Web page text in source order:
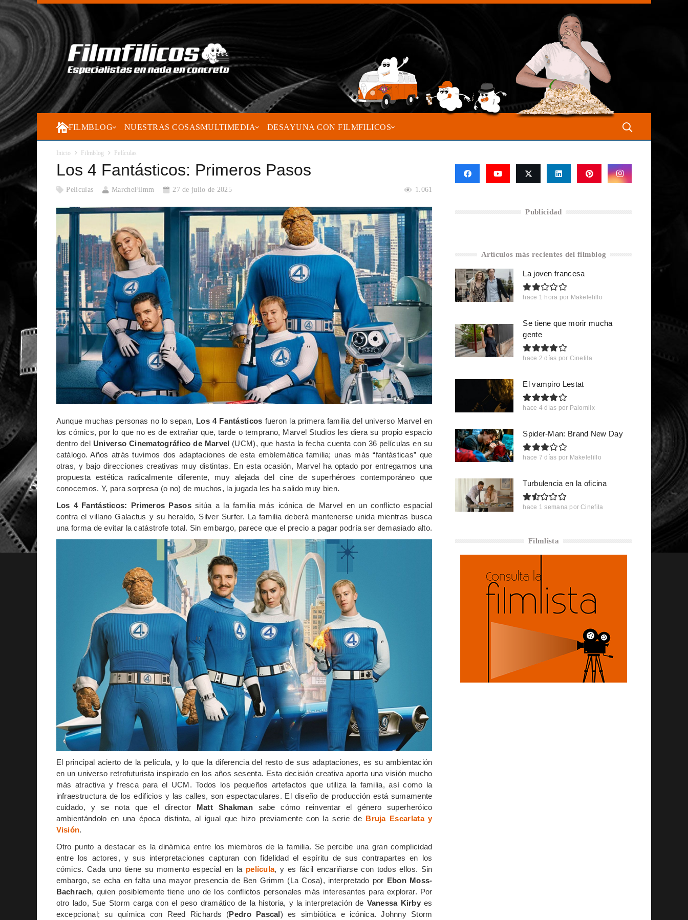
FILMBLOG NUESTRAS COSASMULTIMEDIA DESAYUNA CON FILMFILICOS
Inicio Filmblog Películas
Los 4 Fantásticos: Primeros Pasos
Películas MarcheFilmm 27 de julio de 2025 1.061
Aunque muchas personas no lo sepan, Los 4 Fantásticos fueron la primera familia del universo Marvel en
los cómics, por lo que no es de extrañar que, tarde o temprano, Marvel Studios les diera su propio espacio
dentro del Universo Cinematográfico de Marvel (UCM), que hasta la fecha cuenta con 36 películas en su
catálogo. Años atrás tuvimos dos adaptaciones de esta emblemática familia; unas más “fantásticas” que
otras, y bajo direcciones creativas muy distintas. En esta ocasión, Marvel ha optado por entregarnos una
propuesta estética radicalmente diferente, muy alejada del cine de superhéroes contemporáneo que
conocemos. Y, para sorpresa (o no) de muchos, la jugada les ha salido muy bien.
Los 4 Fantásticos: Primeros Pasossitúa a la familia más icónica de Marvel en un conflicto espacial
contra el villano Galactus y su heraldo, Silver Surfer. La familia deberá mantenerse unida mientras busca
una forma de evitar la catástrofe total. Sin embargo, parece que el precio a pagar podría ser demasiado alto.
El principal acierto de la película, y lo que la diferencia del resto de sus adaptaciones, es su ambientación
en un universo retrofuturista inspirado en los años sesenta. Esta decisión creativa aporta una visión mucho
más atractiva y fresca para el UCM. Todos los pequeños artefactos que utiliza la familia, así como la
infraestructura de los edificios y las calles, son espectaculares. El diseño de producción está sumamente
cuidado, y se nota que el director Matt Shakman sabe cómo reinventar el género superheróico
ambientándolo en una época distinta, al igual que hizo previamente con la serie de Bruja Escarlata y
Visión.
Otro punto a destacar es la dinámica entre los miembros de la familia. Se percibe una gran complicidad
entre los actores, y sus interpretaciones capturan con fidelidad el espíritu de sus contrapartes en los
cómics. Cada uno tiene su momento especial en la película, y es fácil encariñarse con todos ellos. Sin
embargo, se echa en falta una mayor presencia de Ben Grimm (La Cosa), interpretado por Ebon Moss-
Bachrach, quien posiblemente tiene uno de los conflictos personales más interesantes para explorar. Por
otro lado, Sue Storm carga con el peso dramático de la historia, y la interpretación de Vanessa Kirby es
excepcional; su química con Reed Richards (Pedro Pascal) es simbiótica e icónica. Johnny Storm
Publicidad
Artículos más recientes del filmblog
La joven francesa
hace 1 hora por Makelelillo
Se tiene que morir mucha
gente
hace 2 días por Cinefila
El vampiro Lestat
hace 4 días por Palomiix
Spider-Man: Brand New Day
hace 7 días por Makelelillo
Turbulencia en la oficina
hace 1 semana por Cinefila
Filmlista